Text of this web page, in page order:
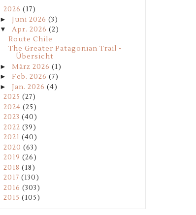
2026 (17)
► Juni 2026 (3)
▼ Apr. 2026 (2)
Route Chile
The Greater Patagonian Trail -
Übersicht
► März 2026 (1)
► Feb. 2026 (7)
► Jan. 2026 (4)
2025 (27)
2024 (25)
2023 (40)
2022 (39)
2021 (40)
2020 (63)
2019 (26)
2018 (18)
2017 (130)
2016 (303)
2015 (105)